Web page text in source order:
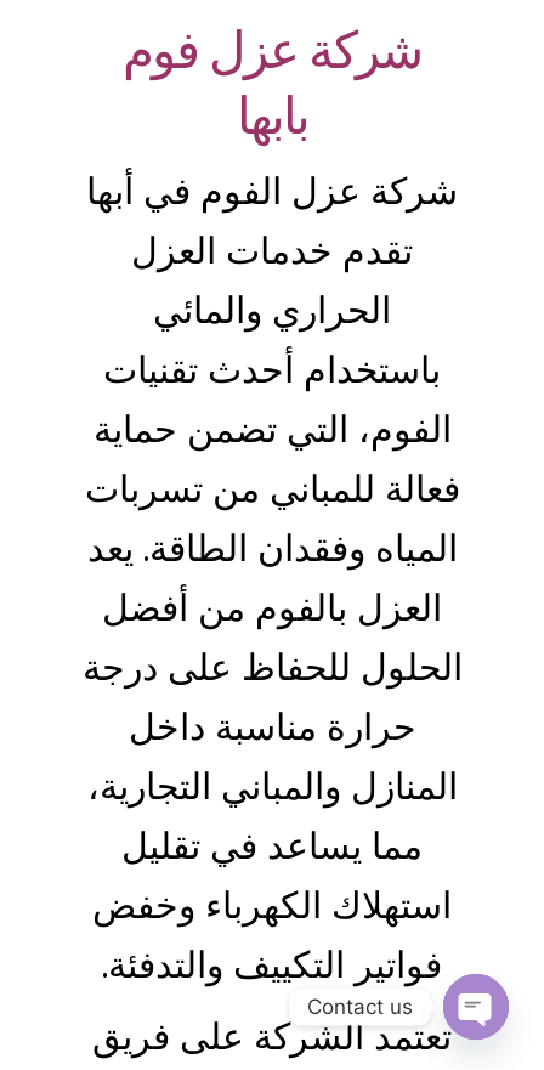
شركة عزل فوم
بابها
شركة عزل الفوم في أبها
تقدم خدمات العزل
الحراري والمائي
باستخدام أحدث تقنيات
الفوم، التي تضمن حماية
فعالة للمباني من تسربات
المياه وفقدان الطاقة. يعد
العزل بالفوم من أفضل
الحلول للحفاظ على درجة
حرارة مناسبة داخل
المنازل والمباني التجارية،
مما يساعد في تقليل
استهلاك الكهرباء وخفض
فواتير التكييف والتدفئة.
تعتمد الشركة على فريق
Contact us
Open